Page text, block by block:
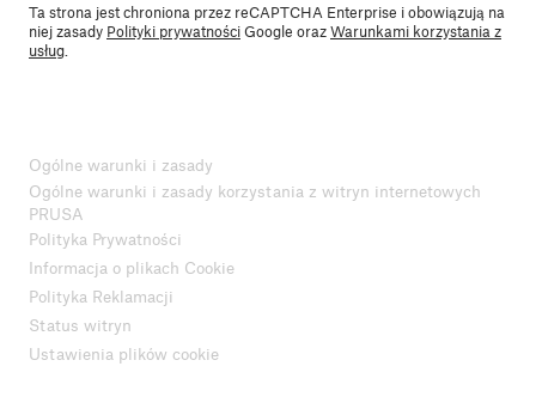
Ta strona jest chroniona przez reCAPTCHA Enterprise i obowiązują na
niej zasady Polityki prywatnościGoogle orazWarunkami korzystania z
usług
Ogólne warunki i zasady
Ogólne warunki i zasady korzystania z witryn internetowych
PRUSA
Polityka Prywatności
Informacja o plikach Cookie
Polityka Reklamacji
Status witryn
Ustawienia plików cookie